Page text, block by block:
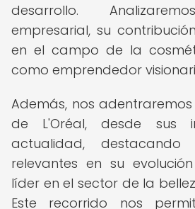
desarrollo.
empresarial, su
en el campo de la
como emprendedor
Además, nos
de L'Oréal, desde sus
actualidad,
relevantes en su
líder en el sector de la
Este recorrido nos